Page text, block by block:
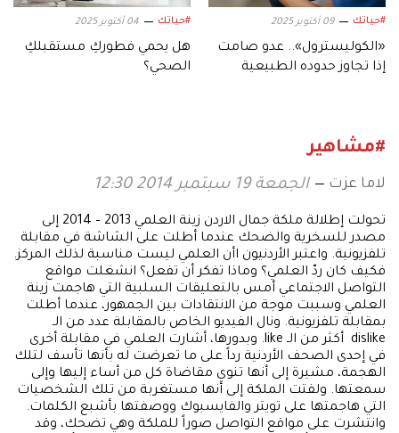
#حياتك 09 أكتوبر 2025
«الكوليسترول».. عدو صامت
إذا تجاوز حدوده الطبيعية
#حياتك 04 أكتوبر 2025
هل يحمي فطوركِ مستقبلكِ
الصحي؟
#مشاهير
لاما عزت الجمعة 19 سبتمبر 2014 12:30
تحولت إطلالة ملكة جمال الاردن زينة العلمي 2013 – 2014 إلى
مصدر للسخرية والضحك عندما أطلت على الشاشة في مقابلة
تلفزيونية. واعتبر الأردنيون اأن العلمي ليست مناسبة لذلك المركز.
فكيف كان ردّ العلمي؟ وماذا تفكر أن تفعل؟ انشغلت مواقع
التواصل الاجتماعي أمس بالتعليقات السلبية التي هاجمت زينة
العلمي وسببت موجة من الانتقادات بين الجمهور، عندما أطلت
بمقابلة تلفزيونية. ونال الفيديو الخاص بالمقابلة عدد من الـ
dislike أكثر من الـ like. وبدورها، أشارت العلمي في مقابلة أخرى
في إحدى الصحف الأردنية رداً على ما تعرضت له بأنها تأسف لتلك
الهجمة، مشيرة إلى أنها تنوي مقاضاة كل من أساء إليها وإلى
سمعتها. ولفتت الملكة إلى أنها مستغربة من تلك الشخصيات
التي هاجمتها على تويتر والفايسبوك ووصفتها بأشبع الكلمات.
وانتشرت على مواقع التواصل صوراً للملكة وهي تضحك، وقد